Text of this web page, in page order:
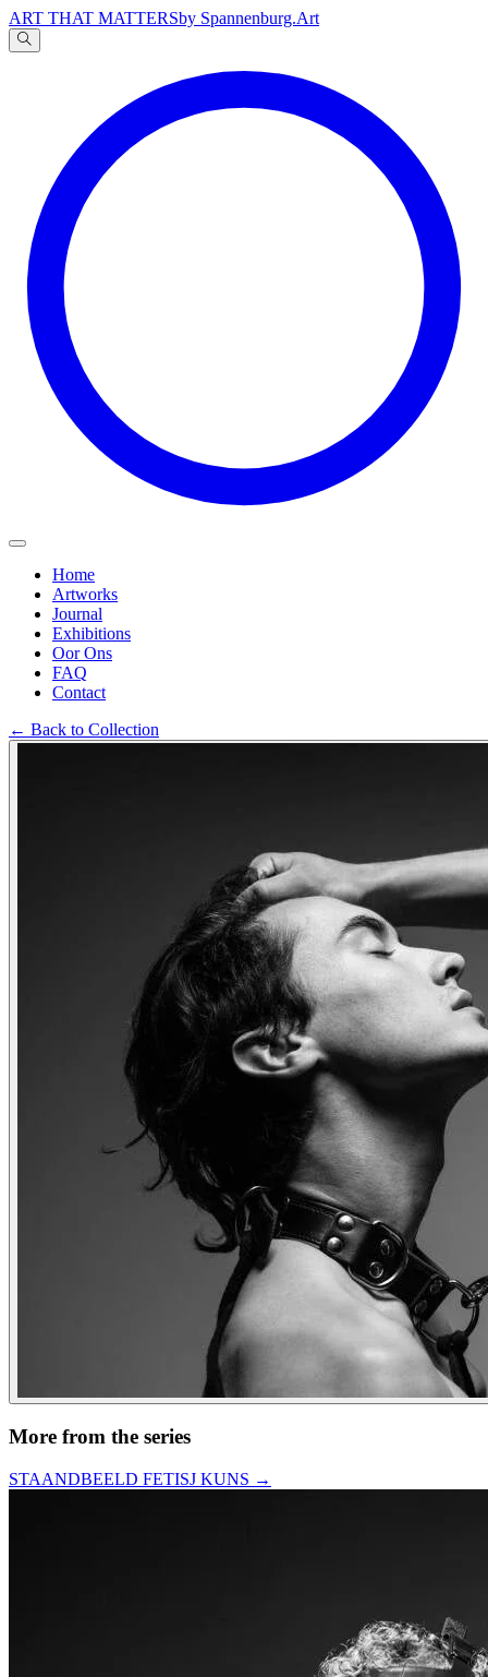
ART THAT MATTERSby Spannenburg.Art
文
Home
Artworks
Journal
Exhibitions
Oor Ons
FAQ
Contact
← Back to Collection
More from the series
STAANDBEELD FETISJ KUNS →